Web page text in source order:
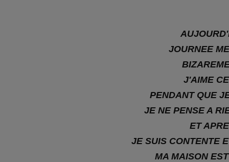
JOURNEE
J'AIME
PENDANT QUE
JE NE PENSE A
ET
JE SUIS CONTENTE
MA MAISON